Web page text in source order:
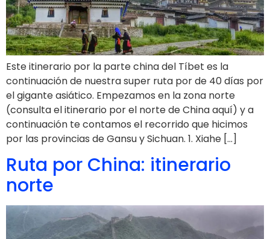
Este itinerario por la parte china del Tíbet es la
continuación de nuestra super ruta por de 40 días por
el gigante asiático. Empezamos en la zona norte
(consulta el itinerario por el norte de China aquí) y a
continuación te contamos el recorrido que hicimos
por las provincias de Gansu y Sichuan. 1. Xiahe […]
Ruta por China: itinerario
norte